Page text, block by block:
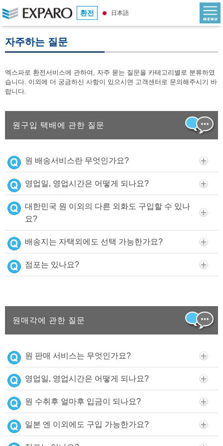
환전 日本語
자주하는 질문
엑스파로 환전서비스에 관하여, 자주 묻는 질문을 카테고리별로 분류하였
습니다. 이외에 더 궁금하신 사항이 있으시면 고객센터로 문의해주시기 바
랍니다.
원구입 택배에 관한 질문
원 배송서비스란 무엇인가요?
영업일, 영업시간은 어떻게 되나요?
대한민국 원 이외의 다른 외화도 구입할 수 있나
요?
배송지는 자택외에도 선택 가능한가요?
점포는 있나요?
원매각에 관한 질문
원 판매 서비스는 무엇인가요?
영업일, 영업시간은 어떻게 되나요?
원 수취후 얼마후 입금이 되나요?
일본 엔 이외에도 구입 가능한가요?